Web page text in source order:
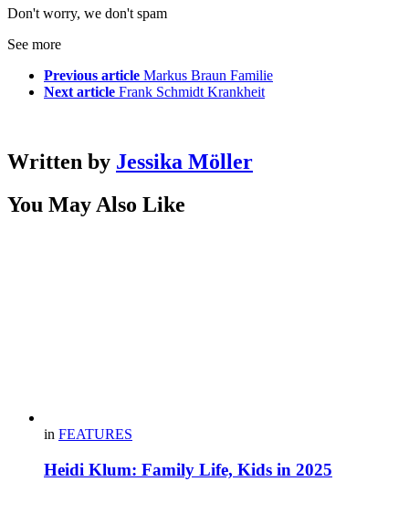
Don't worry, we don't spam
See more
Previous article Markus Braun Familie
Next article Frank Schmidt Krankheit
Written by Jessika Möller
You May Also Like
in FEATURES
Heidi Klum: Family Life, Kids in 2025